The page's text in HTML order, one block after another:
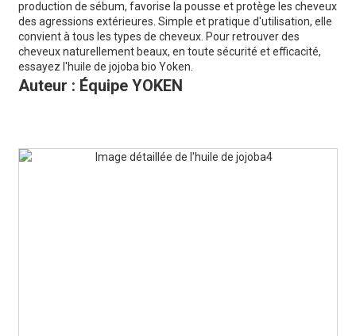
production de sébum, favorise la pousse et protège les cheveux
des agressions extérieures. Simple et pratique d'utilisation, elle
convient à tous les types de cheveux. Pour retrouver des
cheveux naturellement beaux, en toute sécurité et efficacité,
essayez l'huile de jojoba bio Yoken.
Auteur : Équipe YOKEN